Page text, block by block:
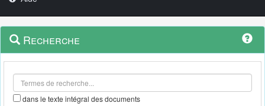
Navigation
outils
Menu
contextuel
Recherche
dans le texte intégral des documents